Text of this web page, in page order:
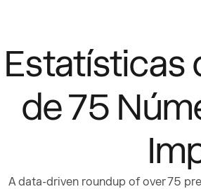
Estatísticas
de 75
A data-driven roundup of over 75